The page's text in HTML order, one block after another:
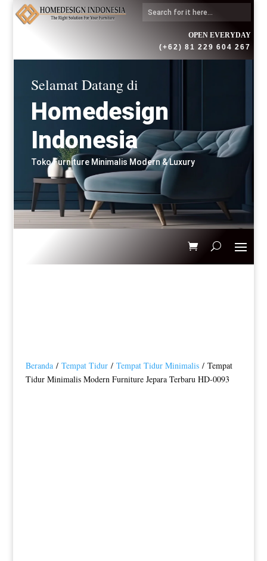
OPEN EVERYDAY
(+62) 81 229 604 267
Selamat Datang di
Homedesign
Indonesia
Toko Furniture Minimalis Modern & Luxury
Beranda/ Tempat Tidur/ Tempat Tidur Minimalis/ Tempat
Tidur Minimalis Modern Furniture Jepara Terbaru HD-0093